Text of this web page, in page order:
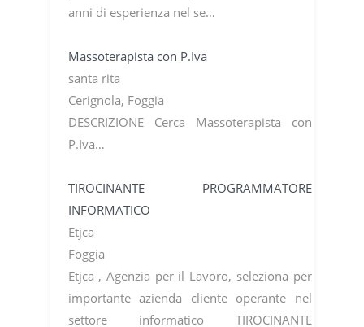
anni di esperienza nel se…
Massoterapista con P.Iva
santa rita
Cerignola, Foggia
DESCRIZIONE Cerca Massoterapista con
P.Iva…
TIROCINANTE PROGRAMMATORE
INFORMATICO
Etjca
Foggia
Etjca , Agenzia per il Lavoro, seleziona per
importante azienda cliente operante nel
settore informatico TIROCINANTE